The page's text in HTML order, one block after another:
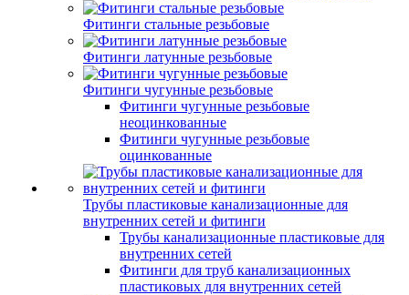
Фитинги стальные резьбовые
Фитинги латунные резьбовые
Фитинги чугунные резьбовые
Фитинги чугунные резьбовые
неоцинкованные
Фитинги чугунные резьбовые
оцинкованные
Трубы пластиковые канализационные для
внутренних сетей и фитинги
Трубы канализационные пластиковые для
внутренних сетей
Фитинги для труб канализационных
пластиковых для внутренних сетей